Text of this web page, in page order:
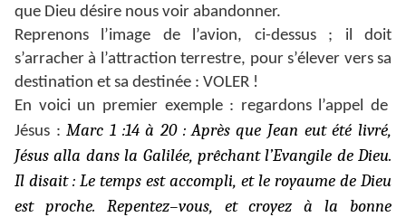
que Dieu désire nous voir abandonner.
Reprenons l’image de l’avion, ci-dessus ; il doit
s’arracher à l’attraction terrestre, pour s’élever vers sa
destination et sa destinée : VOLER !
En voici un premier exemple : regardons l’appel de
Jésus :Marc 1 :14 à 20 : Après que Jean eut été livré,
Jésus alla dans la Galilée, prêchant l’Evangile de Dieu.
Il disait : Le temps est accompli, et le royaume de Dieu
est proche. Repentez–vous, et croyez à la bonne